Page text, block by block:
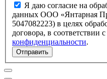
Я даю согласие на
данных ООО «Янтарная
5047082223) в целях обработки запроса и заключение
договора, в соответствии с
конфиденциальности.
Отправить